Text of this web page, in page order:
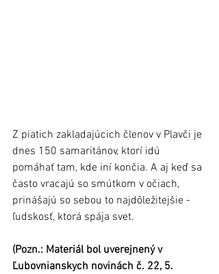
Z piatich zakladajúcich členov v Plavči je
dnes 150 samaritánov, ktorí idú
pomáhať tam, kde iní končia. A aj keď sa
často vracajú so smútkom v očiach,
prinášajú so sebou to najdôležitejšie -
ľudskosť, ktorá spája svet.
(Pozn.: Materiál bol uverejnený v
Ľubovnianskych novinách č. 22, 5.